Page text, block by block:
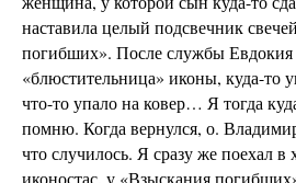
наставила целый подсвечник
погибших». После службы Евдокия
«блюстительница» иконы, куда-то
что-то упало на ковер… Я тогда
помню. Когда вернулся, о.
что случилось. Я сразу же поехал в
иконостас, у «Взыскания